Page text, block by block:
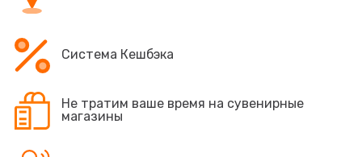
Система Кешбэка
Не тратим ваше время на сувенирные
магазины